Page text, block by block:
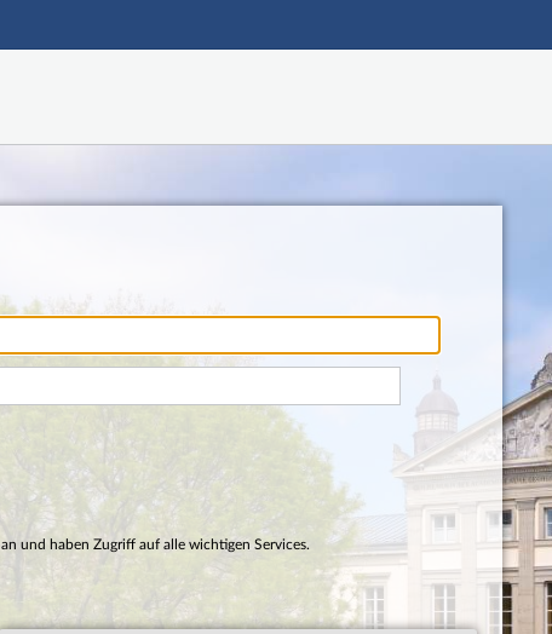
Hauptnavigation
an und haben Zugriff auf alle wichtigen Services.